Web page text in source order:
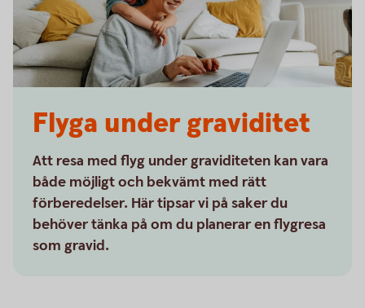
Flyga under graviditet
Att resa med flyg under graviditeten kan vara
både möjligt och bekvämt med rätt
förberedelser. Här tipsar vi på saker du
behöver tänka på om du planerar en flygresa
som gravid.